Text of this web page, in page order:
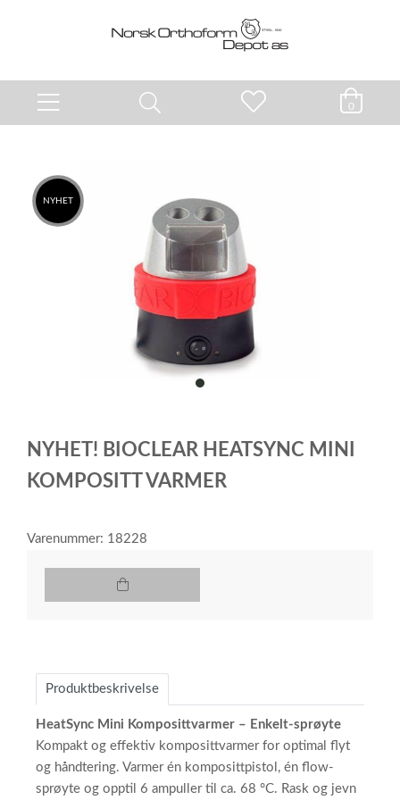
0
NYHET
item
of
1
NYHET! BIOCLEAR HEATSYNC MINI
KOMPOSITT VARMER
Varenummer: 18228
Produktbeskrivelse
HeatSync Mini Komposittvarmer – Enkelt-sprøyte
Kompakt og effektiv komposittvarmer for optimal flyt
og håndtering. Varmer én komposittpistol, én flow-
sprøyte og opptil 6 ampuller til ca. 68 °C. Rask og jevn